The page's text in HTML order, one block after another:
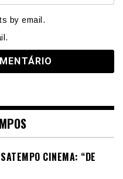
by email.
CINEMA: “DE